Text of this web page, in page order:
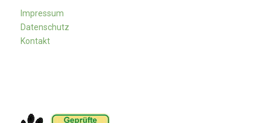
Impressum
Datenschutz
Kontakt